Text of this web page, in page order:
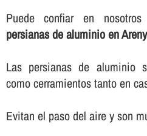
Puede confiar en
persianas de aluminio en
Las persianas de aluminio
como cerramientos tanto en
Evitan el paso del aire y son